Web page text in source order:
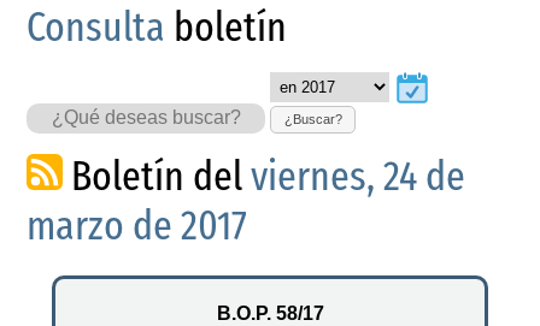
Consulta boletín
¿Buscar?
Boletín delviernes, 24 de
marzo de 2017
B.O.P. 58/17